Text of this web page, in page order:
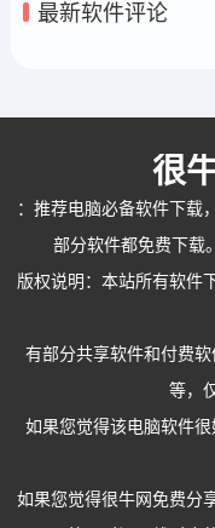
最新软件评论
很
： 推荐电脑必备软件下载
部分软件都免费下载
版权说明：本站所有软件
有部分共享软件和付费
等，
如果您觉得该电脑软件
如果您觉得很牛网免费分